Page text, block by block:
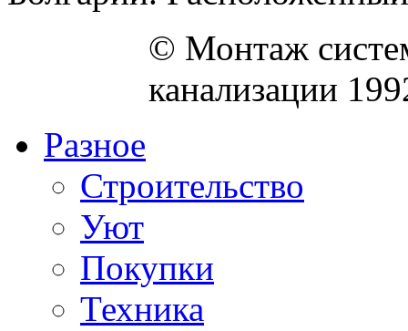
© Монтаж
канализации
Разное
Строительство
Уют
Покупки
Техника